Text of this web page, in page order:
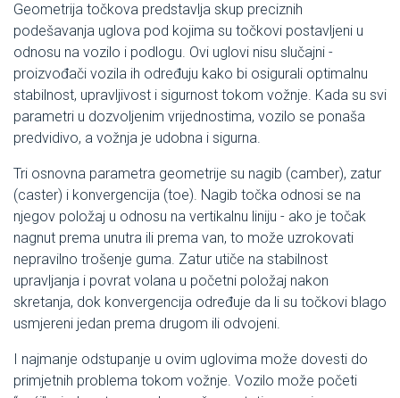
Geometrija točkova predstavlja skup preciznih
podešavanja uglova pod kojima su točkovi postavljeni u
odnosu na vozilo i podlogu. Ovi uglovi nisu slučajni -
proizvođači vozila ih određuju kako bi osigurali optimalnu
stabilnost, upravljivost i sigurnost tokom vožnje. Kada su svi
parametri u dozvoljenim vrijednostima, vozilo se ponaša
predvidivo, a vožnja je udobna i sigurna.
Tri osnovna parametra geometrije su nagib (camber), zatur
(caster) i konvergencija (toe). Nagib točka odnosi se na
njegov položaj u odnosu na vertikalnu liniju - ako je točak
nagnut prema unutra ili prema van, to može uzrokovati
nepravilno trošenje guma. Zatur utiče na stabilnost
upravljanja i povrat volana u početni položaj nakon
skretanja, dok konvergencija određuje da li su točkovi blago
usmjereni jedan prema drugom ili odvojeni.
I najmanje odstupanje u ovim uglovima može dovesti do
primjetnih problema tokom vožnje. Vozilo može početi